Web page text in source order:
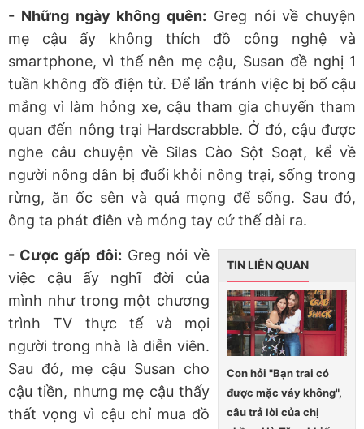
- Những ngày không quên: Greg nói về chuyện
mẹ cậu ấy không thích đồ công nghệ và
smartphone, vì thế nên mẹ cậu, Susan đề nghị 1
tuần không đồ điện tử. Để lẩn tránh việc bị bố cậu
mắng vì làm hỏng xe, cậu tham gia chuyến tham
quan đến nông trại Hardscrabble. Ở đó, cậu được
nghe câu chuyện về Silas Cào Sột Soạt, kể về
người nông dân bị đuổi khỏi nông trại, sống trong
rừng, ăn ốc sên và quả mọng để sống. Sau đó,
ông ta phát điên và móng tay cứ thế dài ra.
TIN LIÊN QUAN
Con hỏi "Bạn trai có
được mặc váy không",
câu trả lời của chị
- Cược gấp đôi: Greg nói về
việc cậu ấy nghĩ đời của
mình như trong một chương
trình TV thực tế và mọi
người trong nhà là diễn viên.
Sau đó, mẹ cậu Susan cho
cậu tiền, nhưng mẹ cậu thấy
thất vọng vì cậu chỉ mua đồ